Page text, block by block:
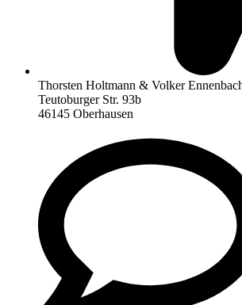
Thorsten Holtmann & Volker
Teutoburger Str. 93b
46145 Oberhausen